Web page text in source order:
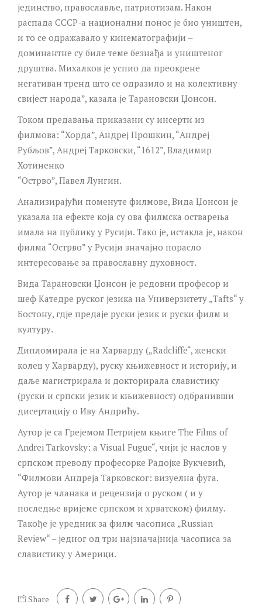
јединство, православље, патриотизам. Након
распада СССР-а национални понос је био уништен,
и то се одражавало у кинематографији –
доминантне су биле теме безнађа и уништеног
друштва. Михалков је успио да преокрене
негативан тренд што се одразило и на колективну
свијест народа”, казала је Тарановски Џонсон.
Током предавања приказани су инсерти из
филмова: “Хорда”, Андреј Прошкин, “Андреј
Рубљов”, Андреј Тарковски, “1612”, Владимир
Хотиненко
“Острво”, Павел Лунгин.
Анализирајући поменуте филмове, Вида Џонсон је
указала на ефекте која су ова филмска остварења
имала на публику у Русији. Тако је, истакла је, након
филма “Острво” у Русији значајно порасло
интересовање за православну духовност.
Вида Тарановски Џонсон је редовни професор и
шеф Катедре руског језика на Универзитету „Tafts“ у
Бостону, гдје предаје руски језик и руски филм и
културу.
Дипломирала је на Харварду („Radcliffe“, женски
колеџ у Харварду), руску књижевност и историју, и
даље магистрирала и докторирала славистику
(руски и српски језик и књижевност) одбранивши
дисертацију о Иву Андрићу.
Аутор је са Грејемом Петријем књиге The Films of
Andrei Tarkovsky: a Visual Fugue“, чији је наслов у
српском преводу професорке Радојке Вукчевић,
“Филмови Андреја Тарковског: визуелна фуга.
Аутор је чланака и рецензија о руском ( и у
последње вријеме српском и хрватском) филму.
Такође је уредник за филм часописа „Russian
Review“ – једног од три најзначајнија часописа за
славистику у Америци.
Share